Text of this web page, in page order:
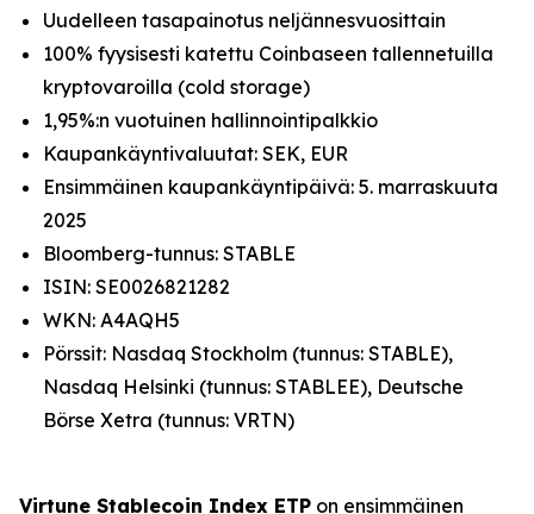
Uudelleen tasapainotus neljännesvuosittain
100% fyysisesti katettu Coinbaseen tallennetuilla
kryptovaroilla (cold storage)
1,95%:n vuotuinen hallinnointipalkkio
Kaupankäyntivaluutat: SEK, EUR
Ensimmäinen kaupankäyntipäivä: 5. marraskuuta
2025
Bloomberg-tunnus: STABLE
ISIN: SE0026821282
WKN: A4AQH5
Pörssit: Nasdaq Stockholm (tunnus: STABLE),
Nasdaq Helsinki (tunnus: STABLEE), Deutsche
Börse Xetra (tunnus: VRTN)
Virtune Stablecoin Index ETP on ensimmäinen